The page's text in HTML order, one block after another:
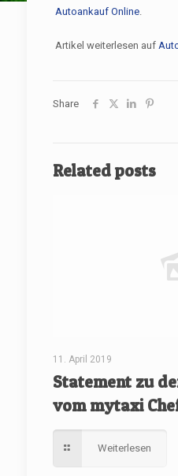
Autoankauf Online.
Artikel weiterlesen auf
Share
Related posts
11. April 2019
Statement zu
vom mytaxi
Weiterlesen